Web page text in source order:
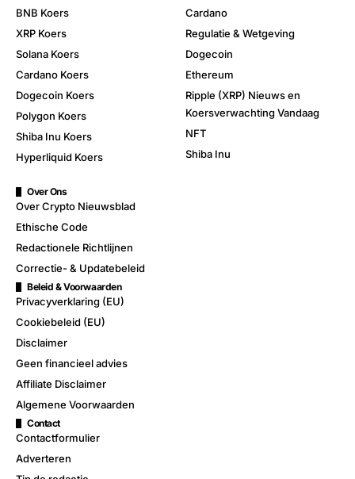
BNB Koers
XRP Koers
Solana Koers
Cardano Koers
Dogecoin Koers
Polygon Koers
Shiba Inu Koers
Hyperliquid Koers
Cardano
Regulatie & Wetgeving
Dogecoin
Ethereum
Ripple (XRP) Nieuws en
Koersverwachting Vandaag
NFT
Shiba Inu
Over Ons
Over Crypto Nieuwsblad
Ethische Code
Redactionele Richtlijnen
Correctie- & Updatebeleid
Beleid & Voorwaarden
Privacyverklaring (EU)
Cookiebeleid (EU)
Disclaimer
Geen financieel advies
Affiliate Disclaimer
Algemene Voorwaarden
Contact
Contactformulier
Adverteren